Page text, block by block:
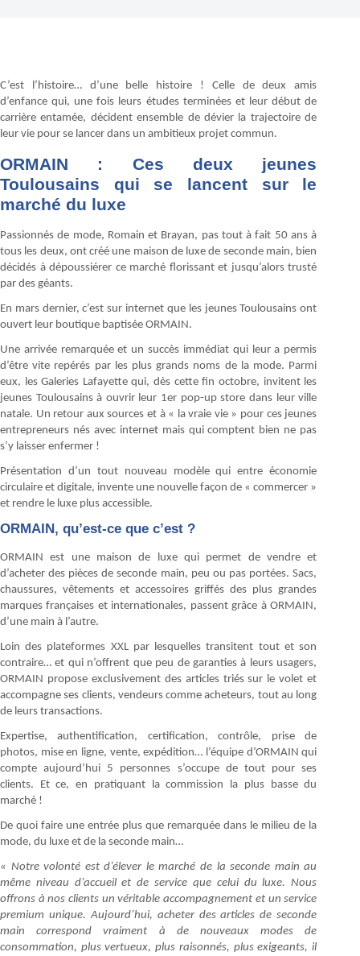
C’est l’histoire… d’une belle histoire ! Celle de deux amis
d’enfance qui, une fois leurs études terminées et leur début de
carrière entamée, décident ensemble de dévier la trajectoire de
leur vie pour se lancer dans un ambitieux projet commun.
ORMAIN : Ces deux jeunes
Toulousains qui se lancent sur le
marché du luxe
Passionnés de mode, Romain et Brayan, pas tout à fait 50 ans à
tous les deux, ont créé une maison de luxe de seconde main, bien
décidés à dépoussiérer ce marché florissant et jusqu’alors trusté
par des géants.
En mars dernier, c’est sur internet que les jeunes Toulousains ont
ouvert leur boutique baptisée ORMAIN.
Une arrivée remarquée et un succès immédiat qui leur a permis
d’être vite repérés par les plus grands noms de la mode. Parmi
eux, les Galeries Lafayette qui, dès cette fin octobre, invitent les
jeunes Toulousains à ouvrir leur 1er pop-up store dans leur ville
natale. Un retour aux sources et à « la vraie vie » pour ces jeunes
entrepreneurs nés avec internet mais qui comptent bien ne pas
s’y laisser enfermer !
Présentation d’un tout nouveau modèle qui entre économie
circulaire et digitale, invente une nouvelle façon de « commercer »
et rendre le luxe plus accessible.
ORMAIN, qu’est-ce que c’est ?
ORMAIN est une maison de luxe qui permet de vendre et
d’acheter des pièces de seconde main, peu ou pas portées. Sacs,
chaussures, vêtements et accessoires griffés des plus grandes
marques françaises et internationales, passent grâce à ORMAIN,
d’une main à l’autre.
Loin des plateformes XXL par lesquelles transitent tout et son
contraire… et qui n’offrent que peu de garanties à leurs usagers,
ORMAIN propose exclusivement des articles triés sur le volet et
accompagne ses clients, vendeurs comme acheteurs, tout au long
de leurs transactions.
Expertise, authentification, certification, contrôle, prise de
photos, mise en ligne, vente, expédition… l’équipe d’ORMAIN qui
compte aujourd’hui 5 personnes s’occupe de tout pour ses
clients. Et ce, en pratiquant la commission la plus basse du
marché !
De quoi faire une entrée plus que remarquée dans le milieu de la
mode, du luxe et de la seconde main…
« Notre volonté est d’élever le marché de la seconde main au
même niveau d’accueil et de service que celui du luxe. Nous
offrons à nos clients un véritable accompagnement et un service
premium unique. Aujourd’hui, acheter des articles de seconde
main correspond vraiment à de nouveaux modes de
consommation, plus vertueux, plus raisonnés, plus exigeants, il